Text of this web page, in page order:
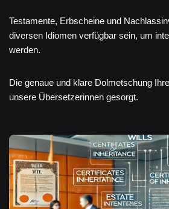
Testamente, Erbscheine und
diversen Idiomen verfügbar sein, um
werden.
Die genaue und klare Dolmetschung
unsere Übersetzerinnen gesorgt.